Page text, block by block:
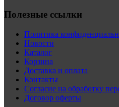
Полезные ссылки
Политика
Новости
Каталог
Корзина
Доставка и оплата
Контакты
Согласие на обработку
Договор оферты